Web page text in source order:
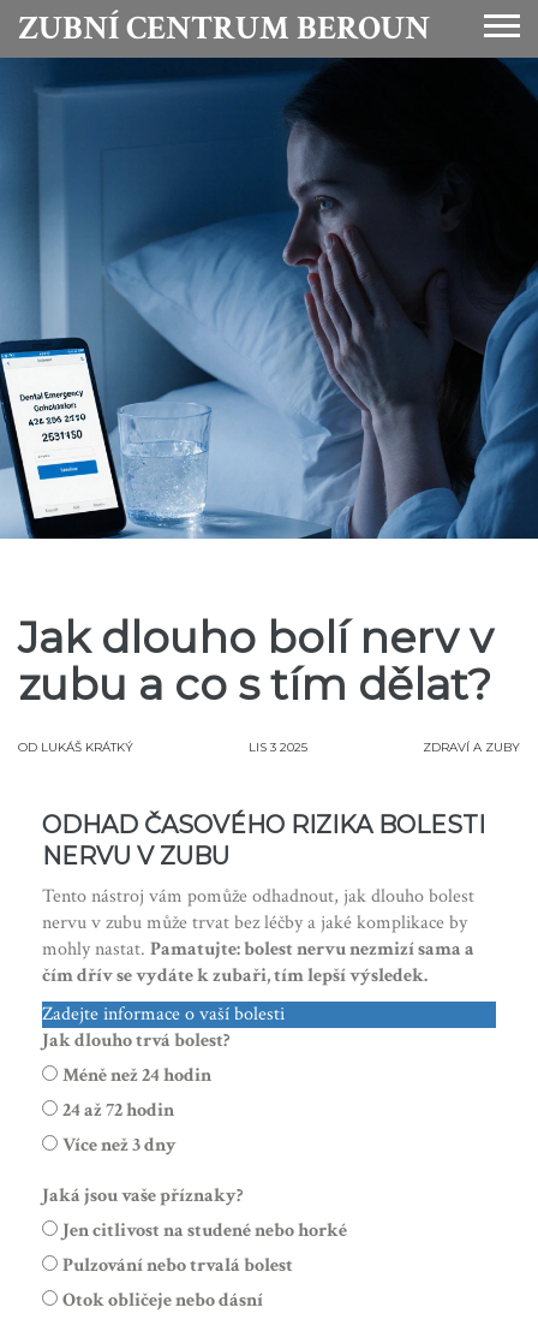
ZUBNÍ CENTRUM BEROUN
Jak dlouho bolí nerv v
zubu a co s tím dělat?
OD LUKÁŠ KRÁTKÝ LIS 3 2025 ZDRAVÍ A ZUBY
ODHAD ČASOVÉHO RIZIKA BOLESTI
NERVU V ZUBU
Tento nástroj vám pomůže odhadnout, jak dlouho bolest
nervu v zubu může trvat bez léčby a jaké komplikace by
mohly nastat. Pamatujte: bolest nervu nezmizí sama a
čím dřív se vydáte k zubaři, tím lepší výsledek.
Zadejte informace o vaší bolesti
Jak dlouho trvá bolest?
Méně než 24 hodin
24 až 72 hodin
Více než 3 dny
Jaká jsou vaše příznaky?
Jen citlivost na studené nebo horké
Pulzování nebo trvalá bolest
Otok obličeje nebo dásní